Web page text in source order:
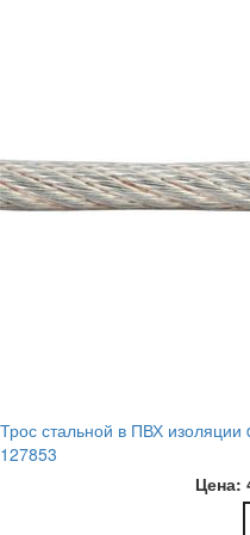
Трос стальной в ПВХ
127853
Цена: